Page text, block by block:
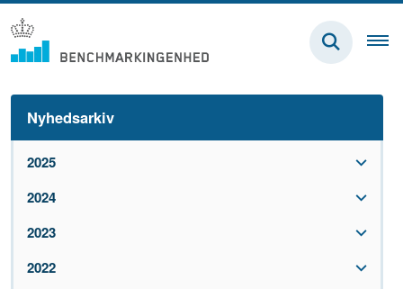
Nyhedsarkiv
2025
2024
2023
2022